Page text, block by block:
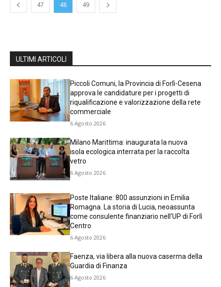
47 48 49
ULTIMI ARTICOLI
Piccoli Comuni, la Provincia di Forlì-Cesena
approva le candidature per i progetti di
riqualificazione e valorizzazione della rete
commerciale
6 Agosto 2026
Milano Marittima: inaugurata la nuova
isola ecologica interrata per la raccolta
vetro
6 Agosto 2026
Poste Italiane: 800 assunzioni in Emilia
Romagna. La storia di Lucia, neoassunta
come consulente finanziario nell’UP di Forlì
Centro
6 Agosto 2026
Faenza, via libera alla nuova caserma della
Guardia di Finanza
6 Agosto 2026